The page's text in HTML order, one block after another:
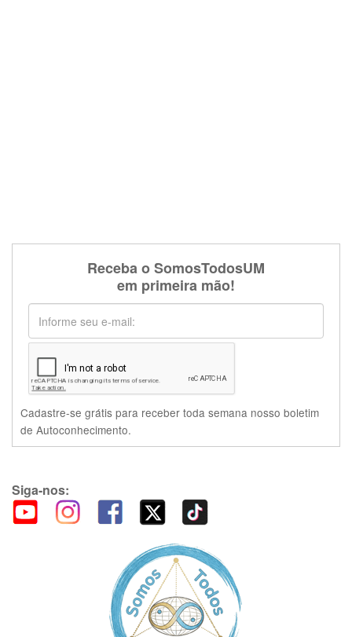
Receba o SomosTodosUM
em primeira mão!
Cadastre-se grátis para receber toda semana nosso boletim
de Autoconhecimento.
Siga-nos: